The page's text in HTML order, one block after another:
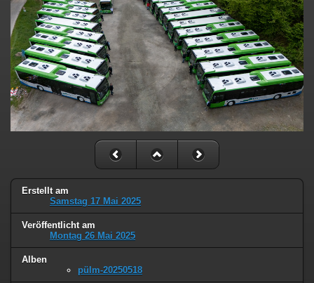
Erstellt am
Samstag 17 Mai 2025
Veröffentlicht am
Montag 26 Mai 2025
Alben
pülm-20250518